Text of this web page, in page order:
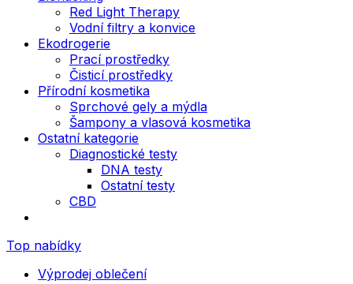
Red Light Therapy
Vodní filtry a konvice
Ekodrogerie
Prací prostředky
Čisticí prostředky
Přírodní kosmetika
Sprchové gely a mýdla
Šampony a vlasová kosmetika
Ostatní kategorie
Diagnostické testy
DNA testy
Ostatní testy
CBD
Top nabídky
Výprodej oblečení